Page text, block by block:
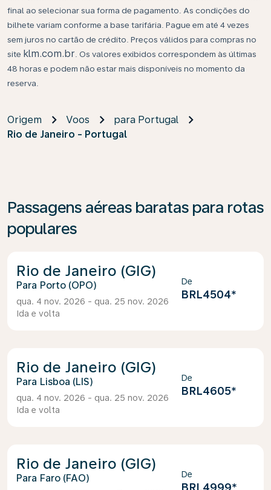
final ao selecionar sua forma de pagamento. As condições do
bilhete variam conforme a base tarifária. Pague em até 4 vezes
sem juros no cartão de crédito. Preços válidos para compras no
site klm.com.br . Os valores exibidos correspondem às últimas
48 horas e podem não estar mais disponíveis no momento da
reserva.
Origem Voos
para Portugal
Rio de Janeiro - Portugal
Passagens aéreas baratas para rotas
populares
Rio de Janeiro (GIG)
Porto (OPO)
qua. 4 nov. 2026 - qua. 25 nov. 2026
Ida e volta
De
BRL4504*
Rio de Janeiro (GIG)
Lisboa (LIS)
qua. 4 nov. 2026 - qua. 25 nov. 2026
Ida e volta
De
BRL4605*
Rio de Janeiro (GIG)
Faro (FAO) De
BRL4999*